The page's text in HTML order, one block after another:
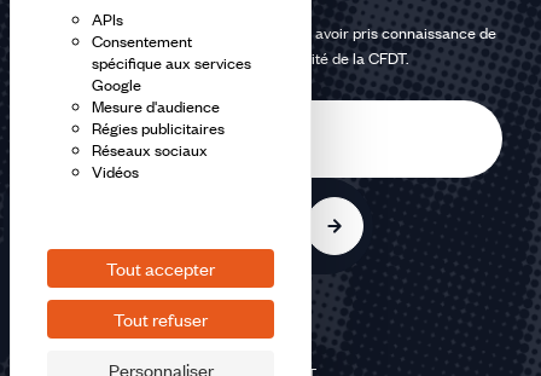
APIs
Consentement
spécifique aux services
Google
Mesure d'audience
Régies publicitaires
Réseaux sociaux
Vidéos
Tout accepter
Tout refuser
Personnaliser
En m'inscrivant à la newsletter, j'affirme avoir pris connaissance de
lapolitique de confidentialité de la CFDT.